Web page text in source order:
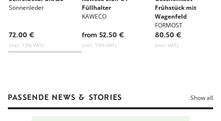
Sonnenleder
72.00 €
(incl. 19% VAT)
Füllhalter
KAWECO
from 52.50 €
(incl. 19% VAT)
Frühstück mit
Wagenfeld
FORMOST
80.50 €
(incl. VAT)
PASSENDE NEWS & STORIES Show all